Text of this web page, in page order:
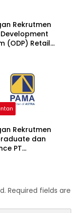
Rekrutmen
(ODP) Retail
Rekrutmen
dan
PT
Required fields are